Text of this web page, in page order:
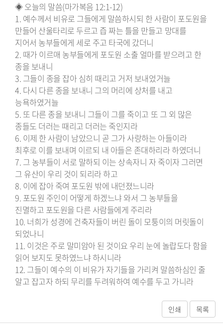
◈ 오늘의 말씀(마가복음 12:1-12)
1. 예수께서 비유로 그들에게 말씀하시되 한 사람이 포도원을
만들어 산울타리로 두르고 즙 짜는 틀을 만들고 망대를
지어서 농부들에게 세로 주고 타국에 갔더니
2. 때가 이르매 농부들에게 포도원 소출 얼마를 받으려고 한
종을 보내니
3. 그들이 종을 잡아 심히 때리고 거저 보내었거늘
4. 다시 다른 종을 보내니 그의 머리에 상처를 내고
능욕하였거늘
5. 또 다른 종을 보내니 그들이 그를 죽이고 또 그 외 많은
종들도 더러는 때리고 더러는 죽인지라
6. 이제 한 사람이 남았으니 곧 그가 사랑하는 아들이라
최후로 이를 보내며 이르되 내 아들은 존대하리라 하였더니
7. 그 농부들이 서로 말하되 이는 상속자니 자 죽이자 그러면
그 유산이 우리 것이 되리라 하고
8. 이에 잡아 죽여 포도원 밖에 내던졌느니라
9. 포도원 주인이 어떻게 하겠느냐 와서 그 농부들을
진멸하고 포도원을 다른 사람들에게 주리라
10. 너희가 성경에 건축자들이 버린 돌이 모퉁이의 머릿돌이
되었나니
11. 이것은 주로 말미암아 된 것이요 우리 눈에 놀랍도다 함을
읽어 보지도 못하였느냐 하시니라
12. 그들이 예수의 이 비유가 자기들을 가리켜 말씀하심인 줄
알고 잡고자 하되 무리를 두려워하여 예수를 두고 가니라